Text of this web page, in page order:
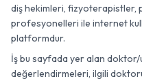
diş hekimleri, fizyoterapistler,
profesyonelleri ile internet
platformdur.
İş bu sayfada yer alan doktor/
değerlendirmeleri, ilgili